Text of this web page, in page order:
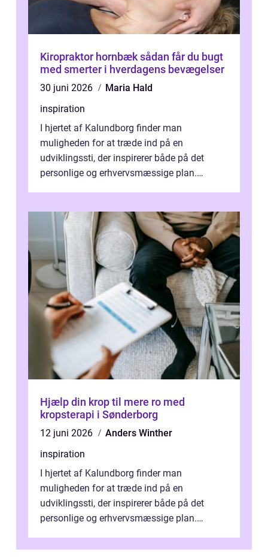
Kiropraktor hornbæk sådan får du bugt
med smerter i hverdagens bevægelser
30 juni 2026
Maria Hald
inspiration
I hjertet af Kalundborg finder man
muligheden for at træde ind på en
udviklingssti, der inspirerer både på det
personlige og erhvervsmæssige plan.
Hjælp din krop til mere ro med
kropsterapi i Sønderborg
12 juni 2026
Anders Winther
inspiration
I hjertet af Kalundborg finder man
muligheden for at træde ind på en
udviklingssti, der inspirerer både på det
personlige og erhvervsmæssige plan.
indebærer...